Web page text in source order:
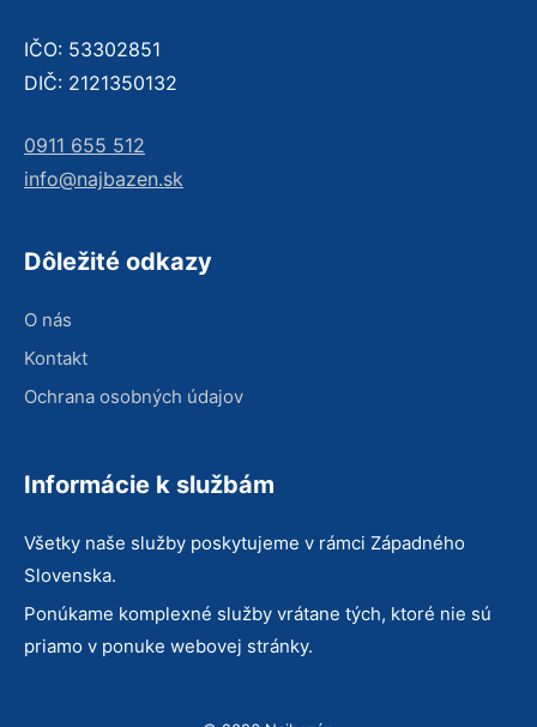
IČO: 53302851
DIČ: 2121350132
0911 655 512
info@najbazen.sk
Dôležité odkazy
O nás
Kontakt
Ochrana osobných údajov
Informácie k službám
Všetky naše služby poskytujeme v rámci Západného
Slovenska.
Ponúkame komplexné služby vrátane tých, ktoré nie sú
priamo v ponuke webovej stránky.